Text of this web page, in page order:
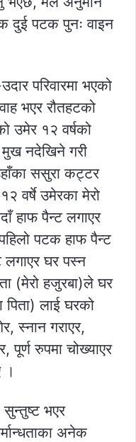
दुई पटक पुनः वाइन
परिवारमा भएको
भएर रौतहटको
उमेर १२ वर्षको
मुख नदेखिने गरी
ससुरा कट्टर
वर्षे उमेरका मेरो
हाफ पैन्ट लगाएर
पटक हाफ पैन्ट
घर पस्न
(मेरो हजुरबा)ले घर
पिता) लाई घरको
स्नान गराएर,
पूर्ण रुपमा चोख्याएर
।
भएर
अनेक